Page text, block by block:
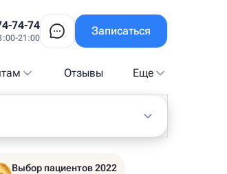
74-74
21:00
Записаться
Отзывы Еще
Выбор пациентов 2022